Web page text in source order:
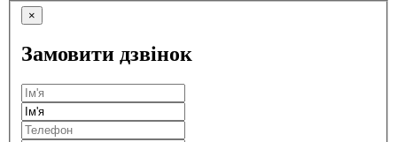
×
Замовити дзвінок